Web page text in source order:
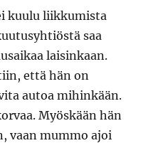
kuulu liikkumista
saa
laisinkaan.
että hän on
autoa mihinkään.
Myöskään hän
vaan mummo ajoi